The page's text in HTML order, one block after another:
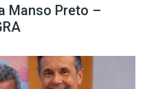
Manso Preto –